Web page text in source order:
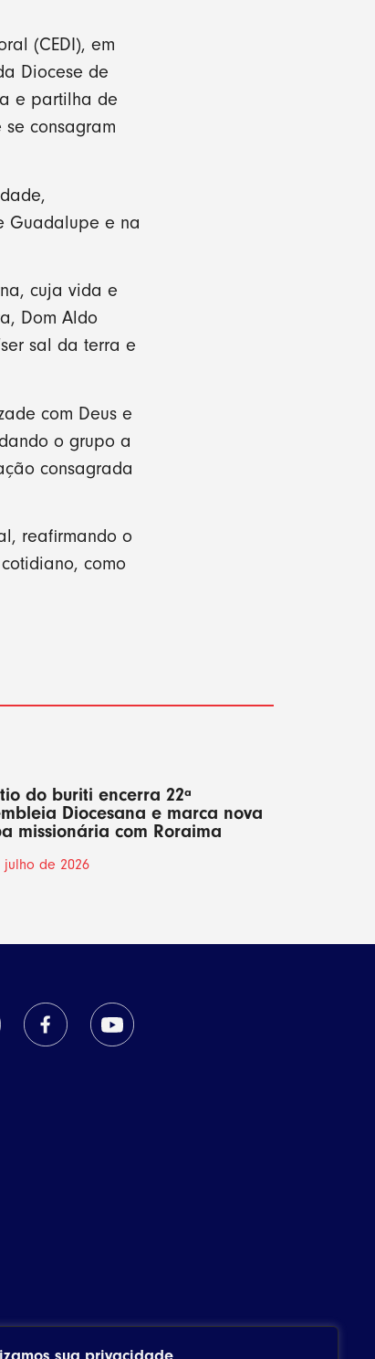
(CEDI), em
Diocese de
e partilha de
consagram
Guadalupe e na
cuja vida e
Dom Aldo
sal da terra e
com Deus e
o grupo a
consagrada
reafirmando o
como
do buriti encerra 22ª
Diocesana e marca nova
missionária com Roraima
julho de 2026